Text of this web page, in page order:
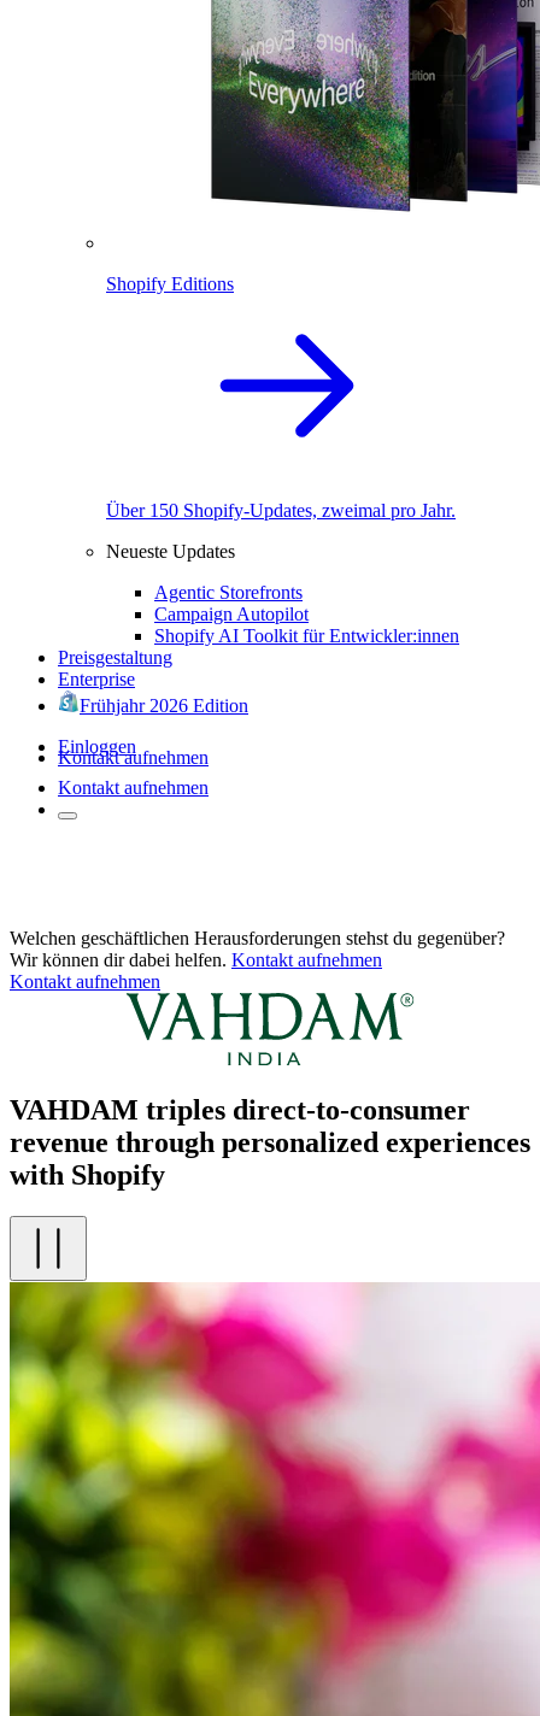
Shopify Editions
Über 150 Shopify-Updates, zweimal pro Jahr.
Neueste Updates
Agentic Storefronts
Campaign Autopilot
Shopify AI Toolkit für Entwickler:innen
Preisgestaltung
Enterprise
Frühjahr 2026 Edition
Einloggen
Kontakt aufnehmen
Kontakt aufnehmen
Welchen geschäftlichen Herausforderungen stehst du gegenüber?
Wir können dir dabei helfen. Kontakt aufnehmen
Kontakt aufnehmen
VAHDAM triples direct-to-consumer
revenue through personalized experiences
with Shopify